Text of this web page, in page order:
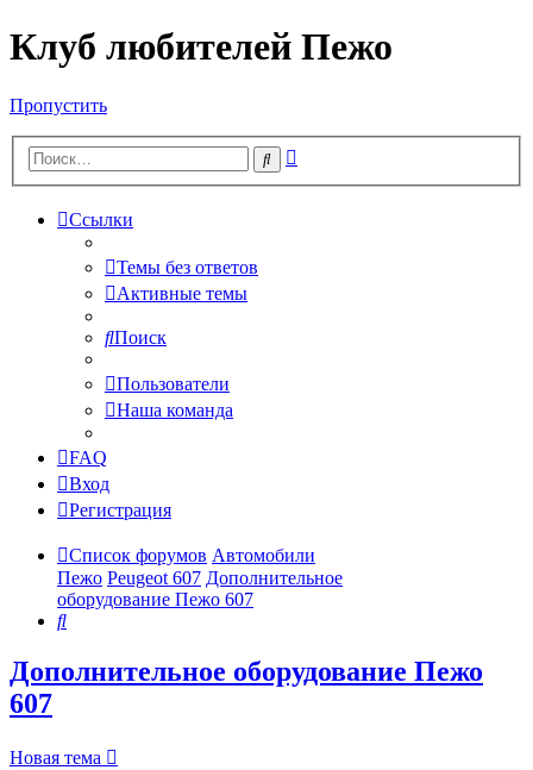
Клуб любителей Пежо
Пропустить
Поиск
Ссылки
Темы без ответов
Активные темы
Поиск
Пользователи
Наша команда
FAQ
Вход
Регистрация
Список форумов Автомобили
Пежо Peugeot 607 Дополнительное
оборудование Пежо 607
Поиск
Дополнительное оборудование Пежо
607
Новая тема